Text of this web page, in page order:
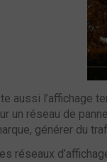
aussi l’affichage
un réseau de
générer du
réseaux